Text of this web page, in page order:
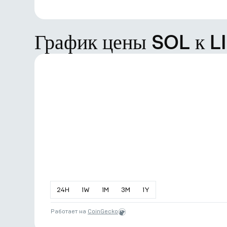
График цены SOL к
24H 1W 1M 3M 1Y
Работает на CoinGecko